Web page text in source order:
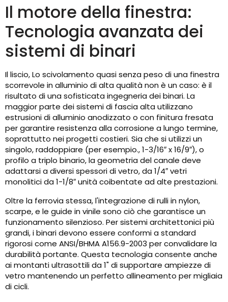
Il motore della finestra:
Tecnologia avanzata dei
sistemi di binari
Il liscio, Lo scivolamento quasi senza peso di una finestra
scorrevole in alluminio di alta qualità non è un caso: è il
risultato di una sofisticata ingegneria dei binari. La
maggior parte dei sistemi di fascia alta utilizzano
estrusioni di alluminio anodizzato o con finitura fresata
per garantire resistenza alla corrosione a lungo termine,
soprattutto nei progetti costieri. Sia che si utilizzi un
singolo, raddoppiare (per esempio., 1-3/16″ x 16/9″), o
profilo a triplo binario, la geometria del canale deve
adattarsi a diversi spessori di vetro, da 1/4″ vetri
monolitici da 1-1/8″ unità coibentate ad alte prestazioni.
Oltre la ferrovia stessa, l'integrazione di rulli in nylon,
scarpe, e le guide in vinile sono ciò che garantisce un
funzionamento silenzioso. Per sistemi architettonici più
grandi, i binari devono essere conformi a standard
rigorosi come ANSI/BHMA A156.9-2003 per convalidare la
durabilità portante. Questa tecnologia consente anche
ai montanti ultrasottili da 1" di supportare ampiezze di
vetro mantenendo un perfetto allineamento per migliaia
di cicli.